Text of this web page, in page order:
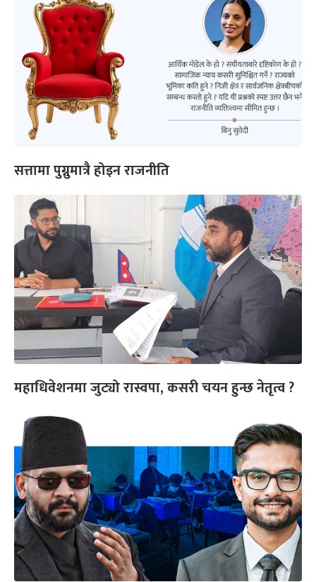
सत्तामा पुग्नुमात्रै होइन राजनीति
महाधिवेशनमा जुट्यो रास्वपा, कसरी चयन हुन्छ नेतृत्व ?